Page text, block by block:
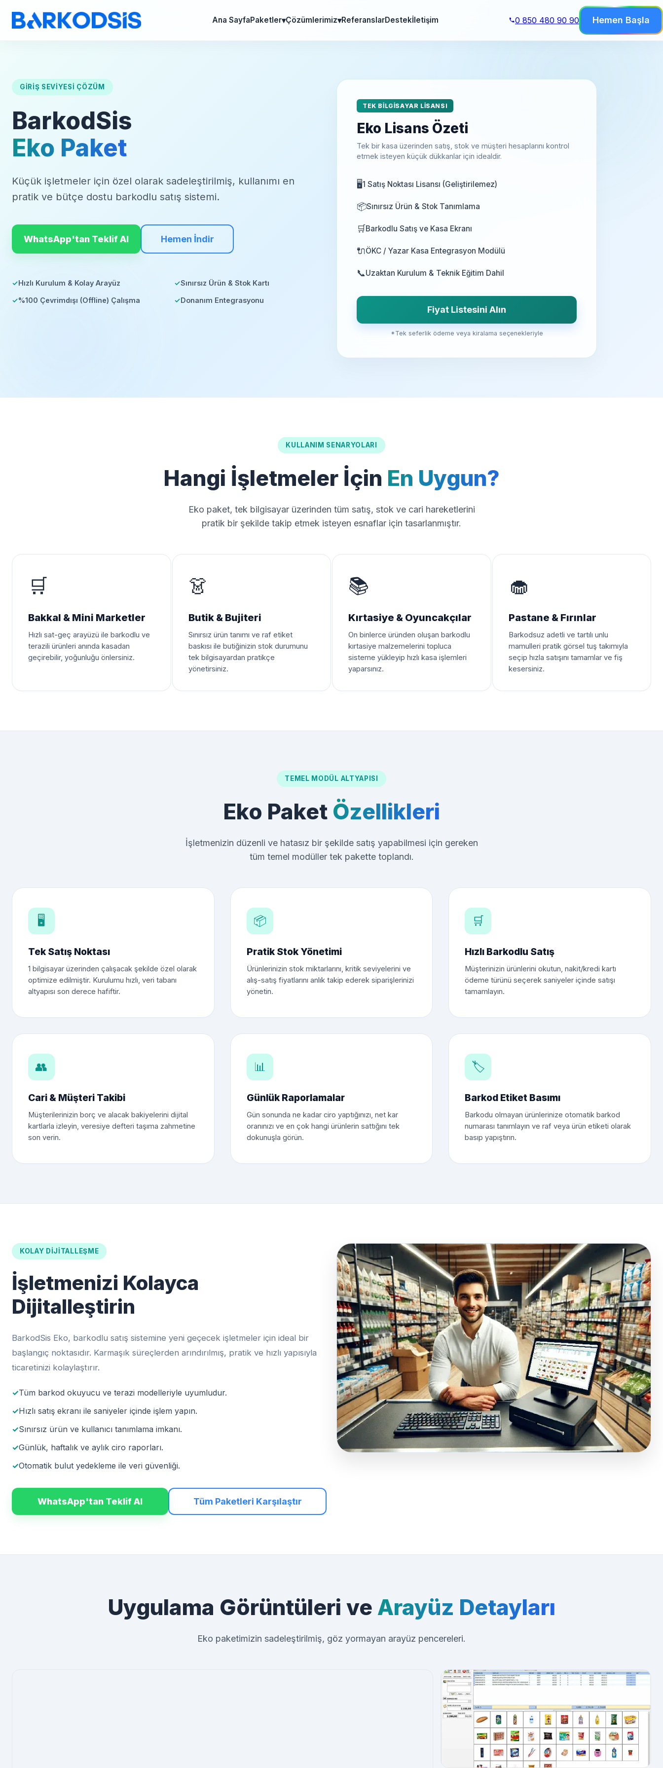
Ana SayfaPaketler Çözümlerimiz ReferanslarDestekİletişim 0 850 480 90 90 Hemen Başla
GIRIŞ SEVIYESI ÇÖZÜM
BarkodSis
Eko Paket
Küçük işletmeler için özel olarak sadeleştirilmiş, kullanımı en
pratik ve bütçe dostu barkodlu satış sistemi.
WhatsApp'tan Teklif Al Hemen İndir
✓Hızlı Kurulum & Kolay Arayüz ✓Sınırsız Ürün & Stok Kartı
✓%100 Çevrimdışı (Offline) Çalışma ✓Donanım Entegrasyonu
TEK BİLGİSAYAR LİSANSI
Eko Lisans Özeti
Tek bir kasa üzerinden satış, stok ve müşteri hesaplarını kontrol
etmek isteyen küçük dükkanlar için idealdir.
🖥️1 Satış Noktası Lisansı (Geliştirilemez)
📦Sınırsız Ürün & Stok Tanımlama
🛒Barkodlu Satış ve Kasa Ekranı
🔌ÖKC / Yazar Kasa Entegrasyon Modülü
📞Uzaktan Kurulum & Teknik Eğitim Dahil
Fiyat Listesini Alın
*Tek seferlik ödeme veya kiralama seçenekleriyle
KULLANIM SENARYOLARI
Hangi İşletmeler İçin En Uygun?
Eko paket, tek bilgisayar üzerinden tüm satış, stok ve cari hareketlerini
pratik bir şekilde takip etmek isteyen esnaflar için tasarlanmıştır.
🛒
Bakkal & Mini Marketler
Hızlı sat-geç arayüzü ile barkodlu ve
terazili ürünleri anında kasadan
geçirebilir, yoğunluğu önlersiniz.
👗
Butik & Bujiteri
Sınırsız ürün tanımı ve raf etiket
baskısı ile butiğinizin stok durumunu
tek bilgisayardan pratikçe
yönetirsiniz.
📚
Kırtasiye & Oyuncakçılar
On binlerce üründen oluşan barkodlu
kırtasiye malzemelerini topluca
sisteme yükleyip hızlı kasa işlemleri
yaparsınız.
🧁
Pastane & Fırınlar
Barkodsuz adetli ve tartılı unlu
mamulleri pratik görsel tuş takımıyla
seçip hızla satışını tamamlar ve fiş
kesersiniz.
TEMEL MODÜL ALTYAPISI
Eko Paket Özellikleri
İşletmenizin düzenli ve hatasız bir şekilde satış yapabilmesi için gereken
tüm temel modüller tek pakette toplandı.
🖥️
Tek Satış Noktası
1 bilgisayar üzerinden çalışacak şekilde özel olarak
optimize edilmiştir. Kurulumu hızlı, veri tabanı
altyapısı son derece hafiftir.
📦
Pratik Stok Yönetimi
Ürünlerinizin stok miktarlarını, kritik seviyelerini ve
alış-satış fiyatlarını anlık takip ederek siparişlerinizi
yönetin.
🛒
Hızlı Barkodlu Satış
Müşterinizin ürünlerini okutun, nakit/kredi kartı
ödeme türünü seçerek saniyeler içinde satışı
tamamlayın.
👥
Cari & Müşteri Takibi
Müşterilerinizin borç ve alacak bakiyelerini dijital
kartlarla izleyin, veresiye defteri taşıma zahmetine
son verin.
📊
Günlük Raporlamalar
Gün sonunda ne kadar ciro yaptığınızı, net kar
oranınızı ve en çok hangi ürünlerin sattığını tek
dokunuşla görün.
🏷️
Barkod Etiket Basımı
Barkodu olmayan ürünlerinize otomatik barkod
numarası tanımlayın ve raf veya ürün etiketi olarak
basıp yapıştırın.
KOLAY DIJITALLEŞME
İşletmenizi Kolayca
Dijitalleştirin
BarkodSis Eko, barkodlu satış sistemine yeni geçecek işletmeler için ideal bir
başlangıç noktasıdır. Karmaşık süreçlerden arındırılmış, pratik ve hızlı yapısıyla
ticaretinizi kolaylaştırır.
✓Tüm barkod okuyucu ve terazi modelleriyle uyumludur.
✓Hızlı satış ekranı ile saniyeler içinde işlem yapın.
✓Sınırsız ürün ve kullanıcı tanımlama imkanı.
✓Günlük, haftalık ve aylık ciro raporları.
✓Otomatik bulut yedekleme ile veri güvenliği.
WhatsApp'tan Teklif Al Tüm Paketleri Karşılaştır
Uygulama Görüntüleri ve Arayüz Detayları
Eko paketimizin sadeleştirilmiş, göz yormayan arayüz pencereleri.